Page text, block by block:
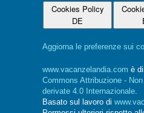
Cookies Policy
DE
Aggiorna le preferenze sui
www.vacanzelandia.com è
Commons Attribuzione -
derivate 4.0 Internazionale.
Basato sul lavoro di